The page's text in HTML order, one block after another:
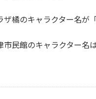
ザ橘のキャラクター名が
市民館のキャラクター名